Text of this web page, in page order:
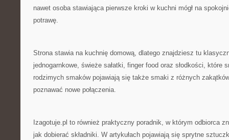
nawet osoba stawiająca pierwsze kroki w kuchni mógł na
potrawę.
Strona stawia na kuchnię domową, dlatego znajdziesz tu
jednogarnkowe, świeże sałatki, finger food oraz słodkości, które
rodzimych smaków pojawiają się także smaki z różnych
poznawać nowe połączenia.
Izagotuje.pl to również praktyczny poradnik, w którym odbiorca
jak dobierać składniki. W artykułach pojawiają się sprytne